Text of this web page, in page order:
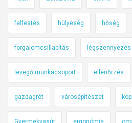
felfestés hülyeség hőség
forgalomcsillapítás légszennyezés
levegő munkacsoport ellenőrzés
gazdagrét városépítészet